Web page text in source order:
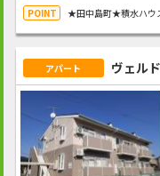
★田中島町★積水ハウ
アパート ヴェル